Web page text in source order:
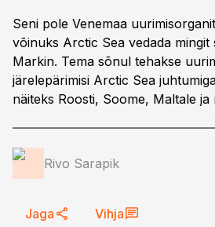
Seni pole Venemaa
võinuks Arctic Sea vedada mingit
Markin. Tema sõnul tehakse
järelepärimisi Arctic Sea
näiteks Roosti, Soome, Maltale ja
Rivo Sarapik
Jaga Vihja